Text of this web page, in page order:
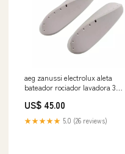
aeg zanussi electrolux aleta
bateador rociador lavadora 3
juice&clean
US$ 45.00
★★★★★ 5.0 (26 reviews)